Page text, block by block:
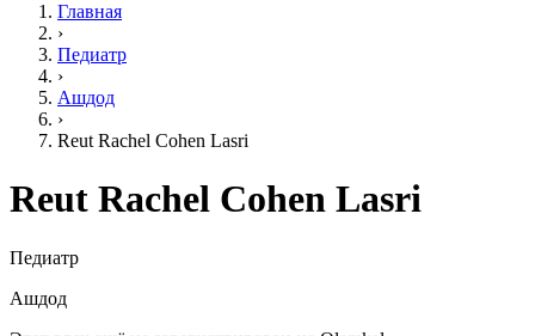
Главная
›
Педиатр
›
Ашдод
›
Reut Rachel Cohen Lasri
Reut Rachel Cohen Lasri
Педиатр
Ашдод